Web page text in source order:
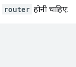
router होनी चाहिए: